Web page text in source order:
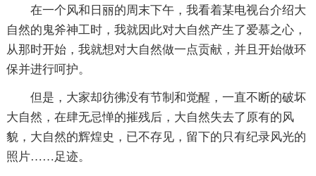
在一个风和日丽的周末下午，我看着某电视台介绍大
自然的鬼斧神工时，我就因此对大自然产生了爱慕之心，
从那时开始，我就想对大自然做一点贡献，并且开始做环
保并进行呵护。
但是，大家却彷彿没有节制和觉醒，一直不断的破坏
大自然，在肆无忌惮的摧残后，大自然失去了原有的风
貌，大自然的辉煌史，已不存见，留下的只有纪录风光的
照片……足迹。